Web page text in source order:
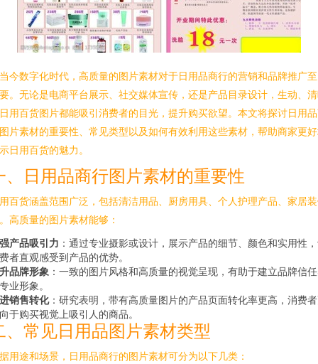
今数字化时代，高质量的图片素材对于日用品商行的营销和品牌推广
。无论是电商平台展示、社交媒体宣传，还是产品目录设计，生动、
用百货图片都能吸引消费者的目光，提升购买欲望。本文将探讨日用
片素材的重要性、常见类型以及如何有效利用这些素材，帮助商家更
日用百货的魅力。
、日用品商行图片素材的重要性
百货涵盖范围广泛，包括清洁用品、厨房用具、个人护理产品、家居
高质量的图片素材能够：
产品吸引力 ：通过专业摄影或设计，展示产品的细节、颜色和实用性
者直观感受到产品的优势。
品牌形象 ：一致的图片风格和高质量的视觉呈现，有助于建立品牌信
业形象。
销售转化：研究表明，带有高质量图片的产品页面转化率更高，消费
于购买视觉上吸引人的商品。
、常见日用品图片素材类型
用途和场景，日用品商行的图片素材可分为以下几类：